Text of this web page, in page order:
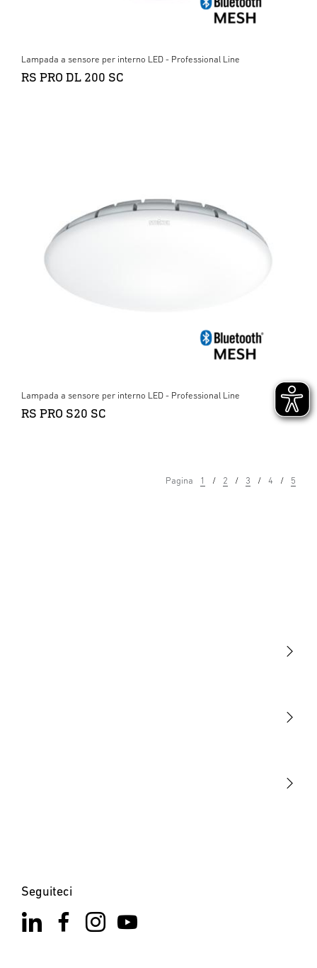
Lampada a sensore per interno LED - Professional Line
RS PRO DL 200 SC
Lampada a sensore per interno LED - Professional Line
RS PRO S20 SC
Pagina 1 2 3 4 5
Seguiteci